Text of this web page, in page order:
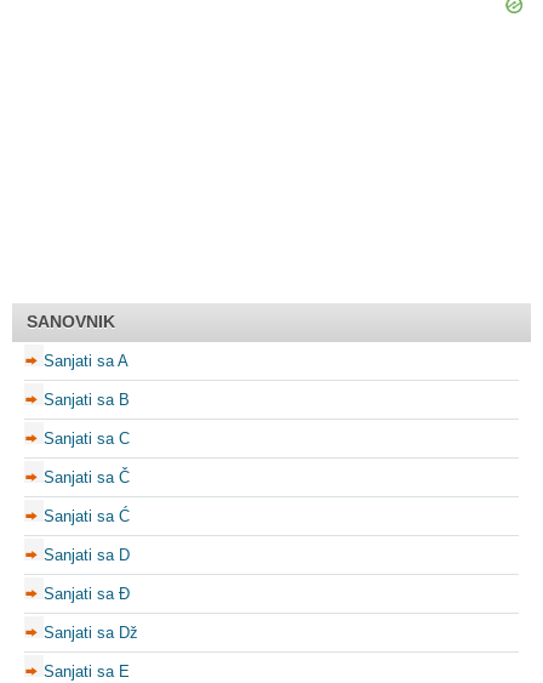
SANOVNIK
Sanjati sa A
Sanjati sa B
Sanjati sa C
Sanjati sa Č
Sanjati sa Ć
Sanjati sa D
Sanjati sa Đ
Sanjati sa Dž
Sanjati sa E